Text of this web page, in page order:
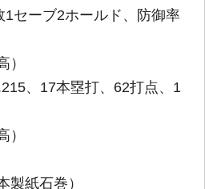
セーブ2ホールド、防御率
）
、17本塁打、62打点、1
）
製紙石巻）